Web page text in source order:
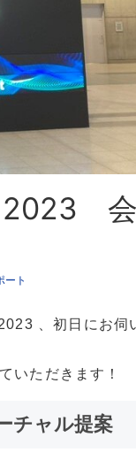
2023
ート
、初日にお伺
いただきます！
チャル提案